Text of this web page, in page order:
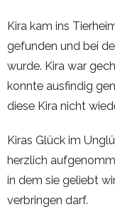
Kira kam ins
gefunden und bei
wurde. Kira war
konnte ausfindig
diese Kira nicht
Kiras Glück im
herzlich
in dem sie geliebt
verbringen darf.